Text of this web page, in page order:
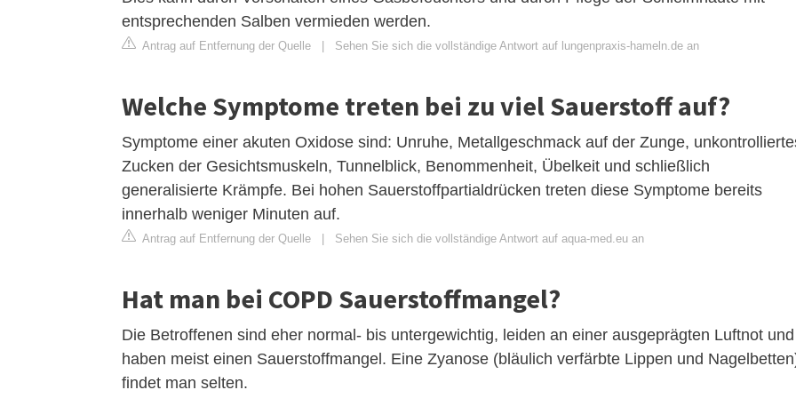
entsprechenden Salben vermieden werden.
Antrag auf Entfernung der Quelle | Sehen Sie sich die vollständige Antwort auf lungenpraxis-hameln.de an
Welche Symptome treten bei zu viel Sauerstoff auf?
Symptome einer akuten Oxidose sind: Unruhe, Metallgeschmack auf der Zunge,
Zucken der Gesichtsmuskeln, Tunnelblick, Benommenheit, Übelkeit und schließlich
generalisierte Krämpfe. Bei hohen Sauerstoffpartialdrücken treten diese Symptome bereits
innerhalb weniger Minuten auf.
Antrag auf Entfernung der Quelle | Sehen Sie sich die vollständige Antwort auf aqua-med.eu an
Hat man bei COPD Sauerstoffmangel?
Die Betroffenen sind eher normal- bis untergewichtig, leiden an einer ausgeprägten Luftnot und
haben meist einen Sauerstoffmangel. Eine Zyanose (bläulich verfärbte Lippen und
findet man selten.